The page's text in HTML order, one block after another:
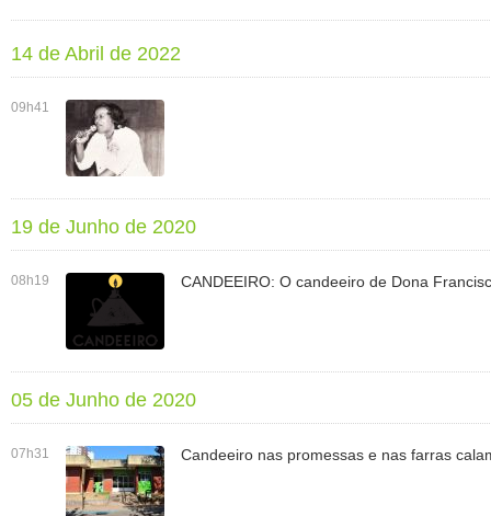
14 de Abril de 2022
09h41
19 de Junho de 2020
08h19 CANDEEIRO: O candeeiro de Dona
05 de Junho de 2020
07h31 Candeeiro nas promessas e nas farras